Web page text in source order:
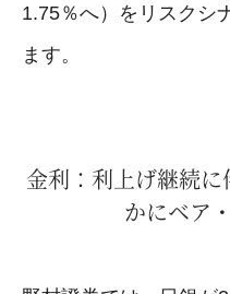
1.75％へ）をリスクシ
ます。
金利：利上げ継続
かにベア